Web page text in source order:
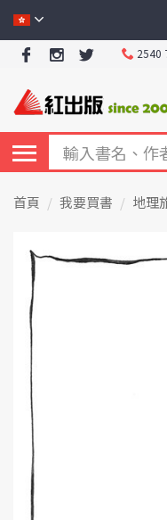
2540
首頁 我要買書 地理